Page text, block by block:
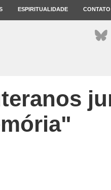
ESPIRITUALIDADE CONTATO